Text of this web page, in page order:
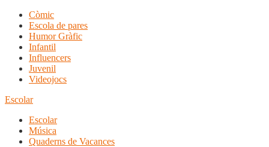
Còmic
Escola de pares
Humor Gràfic
Infantil
Influencers
Juvenil
Videojocs
Escolar
Escolar
Música
Quaderns de Vacances